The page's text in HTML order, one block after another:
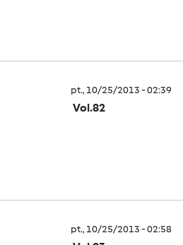
pt., 10/25/2013 - 02:39
Vol.82
pt., 10/25/2013 - 02:58